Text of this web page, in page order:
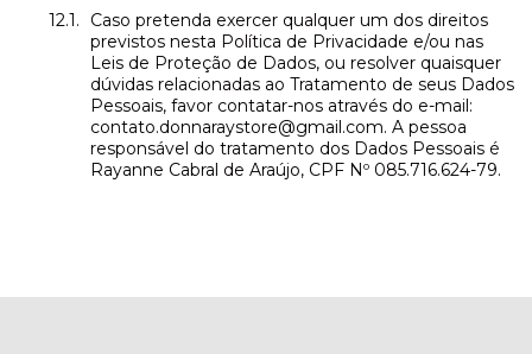
Caso pretenda exercer qualquer um dos direitos
previstos nesta Política de Privacidade e/ou nas
Leis de Proteção de Dados, ou resolver quaisquer
dúvidas relacionadas ao Tratamento de seus Dados
Pessoais, favor contatar-nos através do e-mail:
contato.donnaraystore@gmail.com. A pessoa
responsável do tratamento dos Dados Pessoais é
Rayanne Cabral de Araújo, CPF Nº 085.716.624-79.